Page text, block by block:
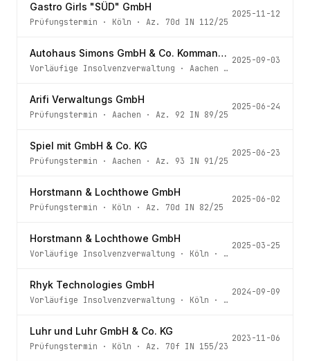
Gastro Girls "SÜD" GmbH
Prüfungstermin · Köln · Az. 70d IN 112/25
2025-11-12
Autohaus Simons GmbH & Co. Kommanditgesellschaft
Vorläufige Insolvenzverwaltung · Aachen
2025-09-03
Arifi Verwaltungs GmbH
Prüfungstermin · Aachen · Az. 92 IN 89/25
2025-06-24
Spiel mit GmbH & Co. KG
Prüfungstermin · Aachen · Az. 93 IN 91/25
2025-06-23
Horstmann & Lochthowe GmbH
Prüfungstermin · Köln · Az. 70d IN 82/25
2025-06-02
Horstmann & Lochthowe GmbH
Vorläufige Insolvenzverwaltung · Köln · Az.
2025-03-25
Rhyk Technologies GmbH
Vorläufige Insolvenzverwaltung · Köln · Az.
2024-09-09
Luhr und Luhr GmbH & Co. KG
Prüfungstermin · Köln · Az. 70f IN 155/23
2023-11-06